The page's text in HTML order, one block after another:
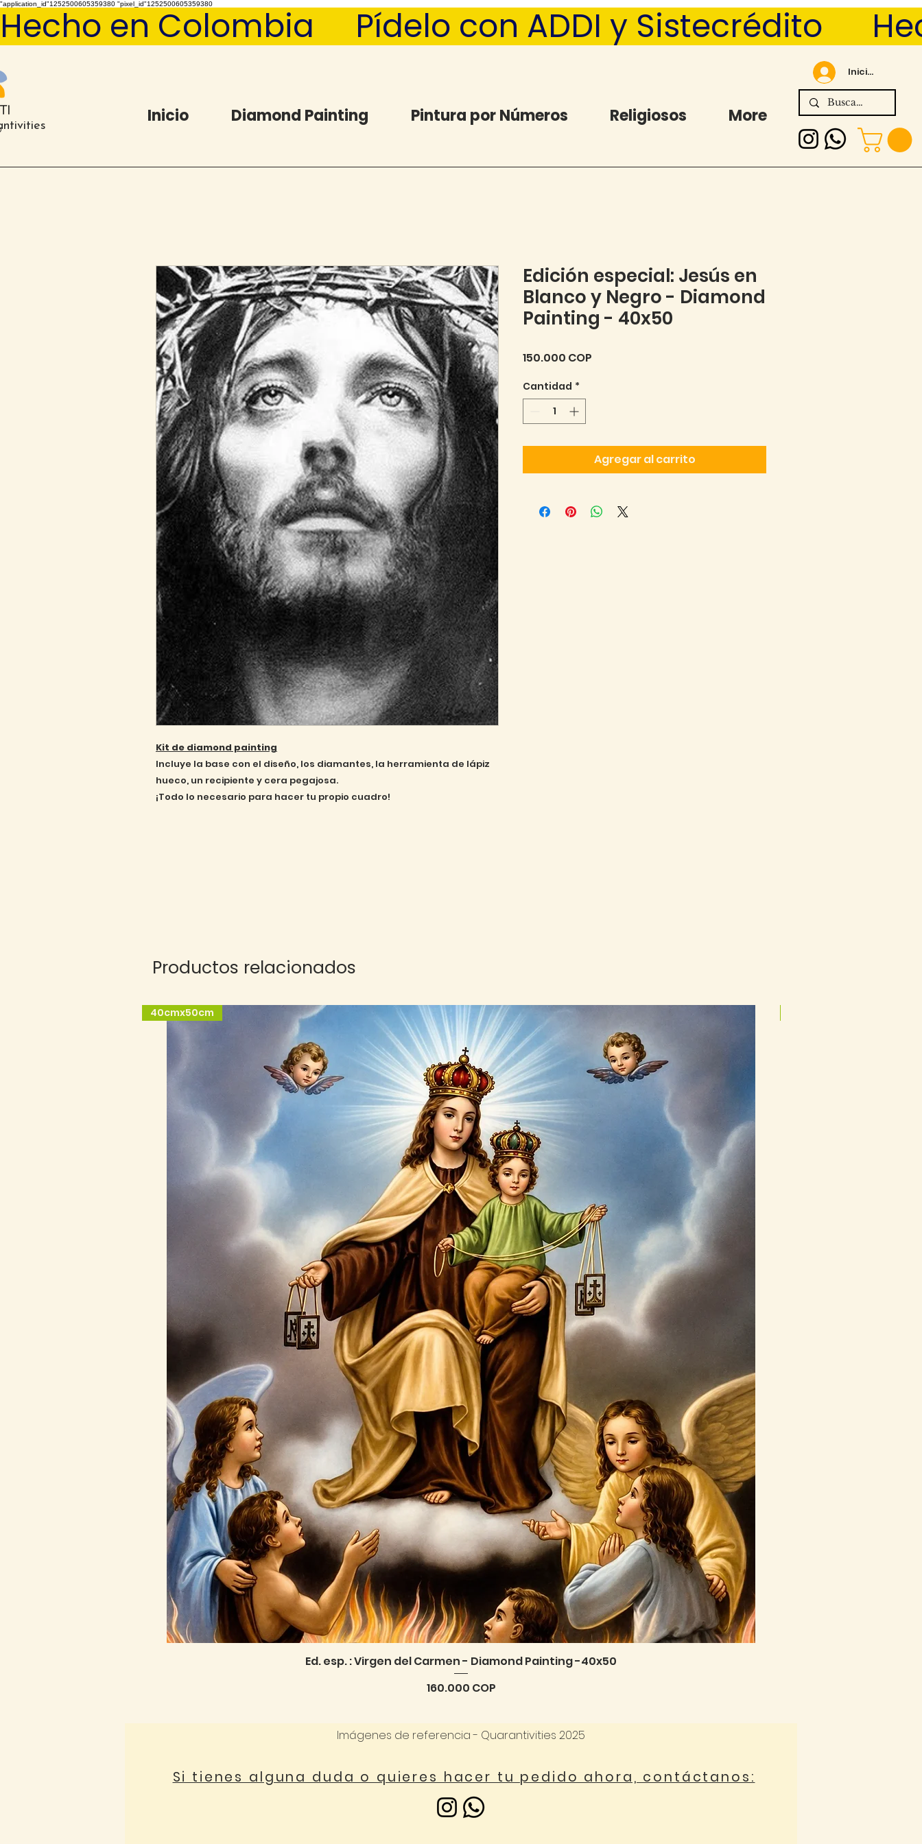
"application_id"1252500605359380 "pixel_id"1252500605359380
Hecho en Colombia     Pídelo con ADDI y Sistecrédito
Iniciar sesión
Inicio Diamond Painting Pintura por Números Religiosos More
Kit de diamond painting
Incluye la base con el diseño, los diamantes, la herramienta de lápiz
hueco, un recipiente y cera pegajosa.
¡Todo lo necesario para hacer tu propio cuadro!
Edición especial: Jesús en
Blanco y Negro - Diamond
Painting - 40x50
150.000 COP
Cantidad *
Agregar al carrito
Productos relacionados
Vista rápida
40cmx50cm
Ed. esp. : Virgen del Carmen - Diamond Painting -40x50
Precio
160.000 COP
Imágenes de referencia - Quarantivities 2025
Si tienes alguna duda o quieres hacer tu pedido ahora, contáctanos: